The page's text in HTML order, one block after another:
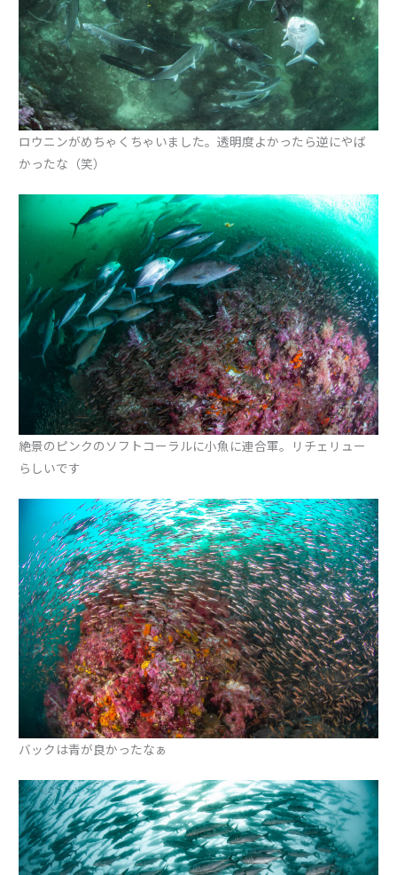
ロウニンがめちゃくちゃいました。透明度よかったら逆にやば
かったな（笑）
絶景のピンクのソフトコーラルに小魚に連合軍。リチェリュー
らしいです
バックは青が良かったなぁ